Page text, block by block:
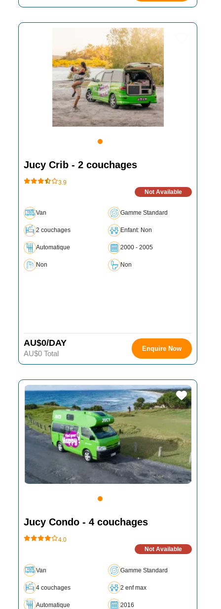
Jucy Crib - 2 couchages
3.9
Not Available
Van Gamme Standard
2 couchages Enfant: Non
Automatique 2000 - 2005
Non Non
AU$0/DAY
AU$0 Total
Enquire Now
Jucy Condo - 4 couchages
4.0
Not Available
Van Gamme Standard
4 couchages 2 enf max
Automatique 2016